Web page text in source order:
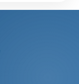
Die